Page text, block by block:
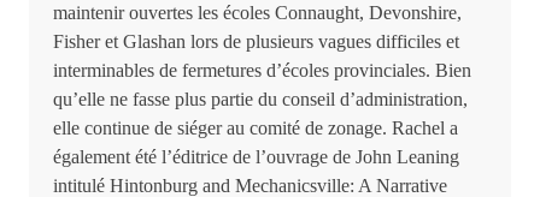
maintenir ouvertes les écoles Connaught, Devonshire,
Fisher et Glashan lors de plusieurs vagues difficiles et
interminables de fermetures d’écoles provinciales. Bien
qu’elle ne fasse plus partie du conseil d’administration,
elle continue de siéger au comité de zonage. Rachel a
également été l’éditrice de l’ouvrage de John Leaning
intitulé Hintonburg and Mechanicsville: A Narrative